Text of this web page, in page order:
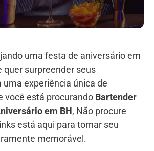
uma festa de aniversário em
quer surpreender seus
experiência única de
você está procurando Bartender
em BH, Não procure
está aqui para tornar seu
memorável.